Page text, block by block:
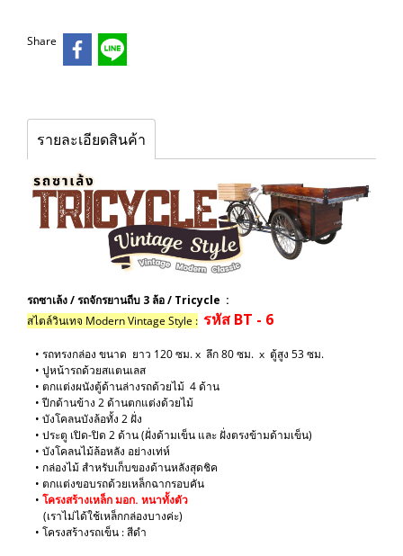
Share
รายละเอียดสินค้า
รถซาเล้ง / รถจักรยานถีบ 3 ล้อ / Tricycle :
สไตล์วินเทจ Modern Vintage Style : รหัส BT - 6
• รถทรงกล่อง ขนาด ยาว 120 ซม. x ลึก 80 ซม. x ตู้สูง 53 ซม.
• ปูหน้ารถด้วยสแตนเลส
• ตกแต่งผนังตู้ด้านล่างรถด้วยไม้ 4 ด้าน
• ปีกด้านข้าง 2 ด้านตกแต่งด้วยไม้
• บังโคลนบังล้อทั้ง 2 ฝั่ง
• ประตู เปิด-ปิด 2 ด้าน (ฝั่งด้ามเข็น และ ฝั่งตรงข้ามด้ามเข็น)
• บังโคลนไม้ล้อหลัง อย่างเท่ห์
• กล่องไม้ สำหรับเก็บของด้านหลังสุดชิค
• ตกแต่งขอบรถด้วยเหล็กฉากรอบคัน
​• โครงสร้างเหล็ก มอก. หนาทั้งตัว
(เราไม่ได้ใช้เหล็กกล่องบางค่ะ)
​• โครงสร้างรถเข็น : สีดำ